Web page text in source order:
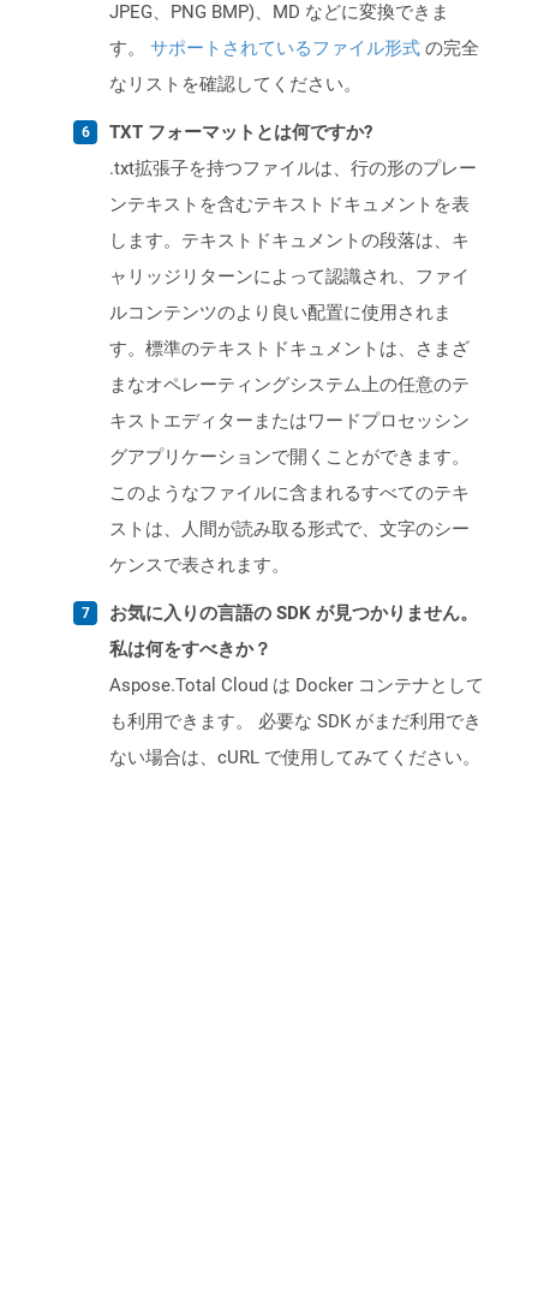
JPEG、PNG BMP)、MD などに変換できま
す。 サポートされているファイル形式 の完全
なリストを確認してください。
TXT フォーマットとは何ですか?
.txt拡張子を持つファイルは、行の形のプレー
ンテキストを含むテキストドキュメントを表
します。テキストドキュメントの段落は、キ
ャリッジリターンによって認識され、ファイ
ルコンテンツのより良い配置に使用されま
す。標準のテキストドキュメントは、さまざ
まなオペレーティングシステム上の任意のテ
キストエディターまたはワードプロセッシン
グアプリケーションで開くことができます。
このようなファイルに含まれるすべてのテキ
ストは、人間が読み取る形式で、文字のシー
ケンスで表されます。
お気に入りの言語の SDK が見つかりません。
私は何をすべきか？
Aspose.Total Cloud は Docker コンテナとして
も利用できます。 必要な SDK がまだ利用でき
ない場合は、cURL で使用してみてください。